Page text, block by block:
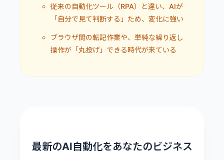
従来の自動化ツール（RPA）と違い、AIが
「自分で見て判断する」ため、変化に強い
ブラウザ間の転記作業や、単純な繰り返し
操作が「丸投げ」できる時代が来ている
最新のAI自動化をあなたのビジネス